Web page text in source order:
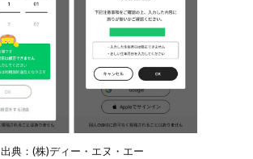
出典：(株)ディー・エヌ・エー